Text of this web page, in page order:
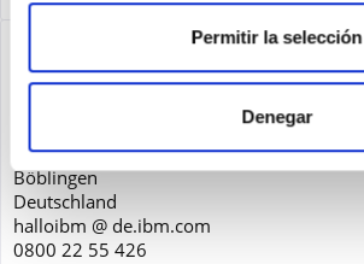
Permitir la selección
Denegar
Seguridad de los productos
IBM Deutschland GmbH
71032
Böblingen
Deutschland
halloibm @ de.ibm.com
0800 22 55 426